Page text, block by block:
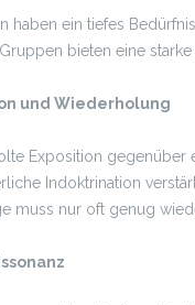
haben ein tiefes
bieten eine
und Wiederholung
Exposition gegenüber
Indoktrination
muss nur oft genug